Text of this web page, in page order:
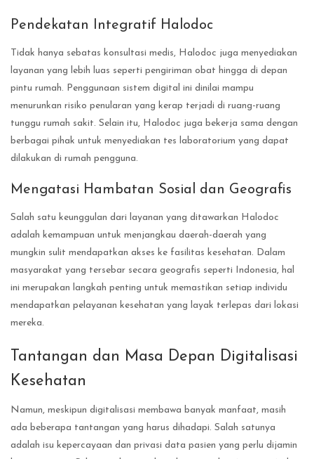
Pendekatan Integratif Halodoc
Tidak hanya sebatas konsultasi medis, Halodoc juga menyediakan
layanan yang lebih luas seperti pengiriman obat hingga di depan
pintu rumah. Penggunaan sistem digital ini dinilai mampu
menurunkan risiko penularan yang kerap terjadi di ruang-ruang
tunggu rumah sakit. Selain itu, Halodoc juga bekerja sama dengan
berbagai pihak untuk menyediakan tes laboratorium yang dapat
dilakukan di rumah pengguna.
Mengatasi Hambatan Sosial dan Geografis
Salah satu keunggulan dari layanan yang ditawarkan Halodoc
adalah kemampuan untuk menjangkau daerah-daerah yang
mungkin sulit mendapatkan akses ke fasilitas kesehatan. Dalam
masyarakat yang tersebar secara geografis seperti Indonesia, hal
ini merupakan langkah penting untuk memastikan setiap individu
mendapatkan pelayanan kesehatan yang layak terlepas dari lokasi
mereka.
Tantangan dan Masa Depan Digitalisasi
Kesehatan
Namun, meskipun digitalisasi membawa banyak manfaat, masih
ada beberapa tantangan yang harus dihadapi. Salah satunya
adalah isu kepercayaan dan privasi data pasien yang perlu dijamin